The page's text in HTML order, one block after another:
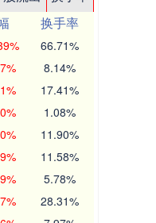
换手率
66.71%
8.14%
17.41%
1.08%
11.90%
11.58%
5.78%
28.31%